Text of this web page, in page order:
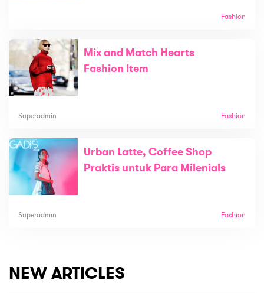
Fashion
Mix and Match Hearts
Fashion Item
Superadmin Fashion
Urban Latte, Coffee Shop
Praktis untuk Para Milenials
Superadmin Fashion
NEW ARTICLES